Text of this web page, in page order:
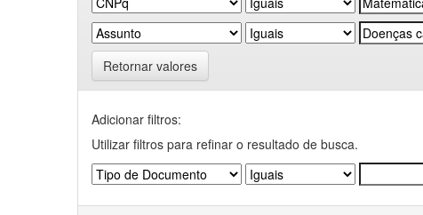
Retornar valores
Adicionar filtros:
Utilizar filtros para refinar o resultado de busca.